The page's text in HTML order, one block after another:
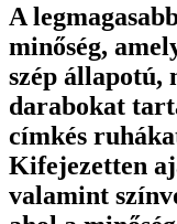
A
minőség,
szép állapotú,
darabokat
címkés
Kifejezetten
valamint